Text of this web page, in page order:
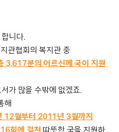
니다.
관협회의 복지관 중
3,617분의 어르신께 국이 지원
가 많을 수밖에 없겠죠.
해
12월부터 2011년 3월까지
16회에 걸쳐따뜻한 국을 지원하